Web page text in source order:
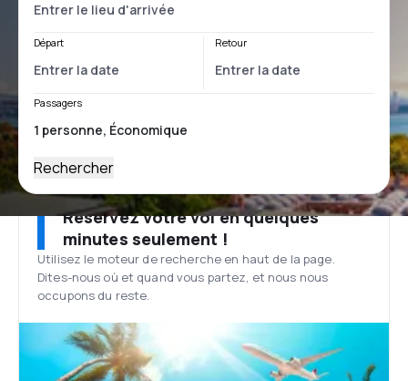
Départ Retour
Passagers
Rechercher
Réservez votre vol en quelques
minutes seulement !
Utilisez le moteur de recherche en haut de la page.
Dites-nous où et quand vous partez, et nous nous
occupons du reste.